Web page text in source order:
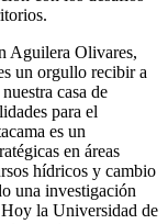
Aguilera Olivares,
un orgullo recibir a
casa de
para el
es un
en áreas
hídricos y cambio
una investigación
la Universidad de